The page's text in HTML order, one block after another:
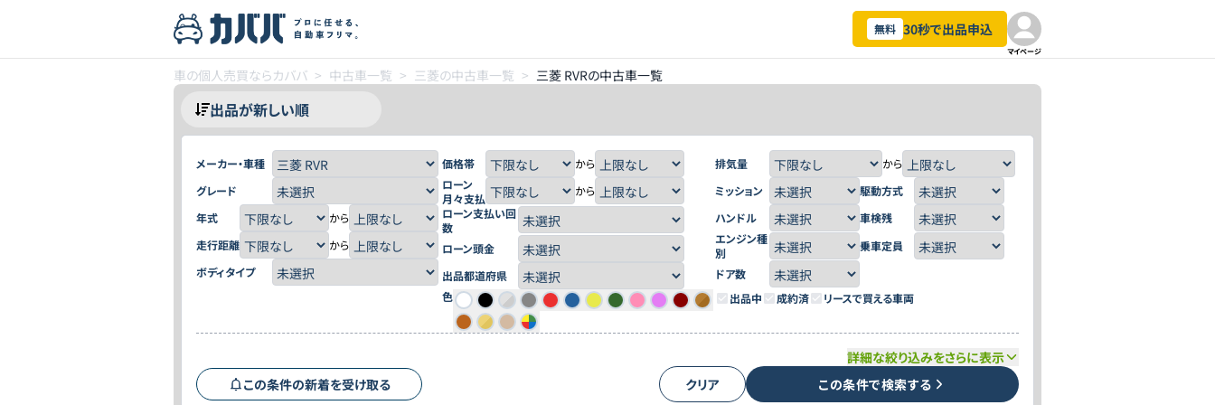
無料 30秒で出品申込
マイページ
車の個人売買ならカババ > 中古車一覧 > 三菱の中古車一覧 > 三菱 RVRの中古車一覧
メーカー・車種
グレード
年式
から
走行距離
から
ボディタイプ
価格帯
から
ローン
月々支払
から
ローン支払い回
数
ローン頭金
出品都道府県
色
排気量
から
ミッション
駆動方式
ハンドル
車検残
エンジン種
別
乗車定員
ドア数
出品中
成約済 リースで買える車両
詳細な絞り込みをさらに表示
この条件の新着を受け取る
クリア この条件で検索する